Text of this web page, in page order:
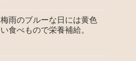
梅雨のブルーな日には黄色
い食べもので栄養補給。